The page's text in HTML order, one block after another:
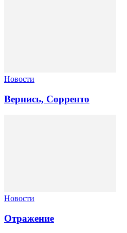
Новости
Вернись, Сорренто
Новости
Отражение